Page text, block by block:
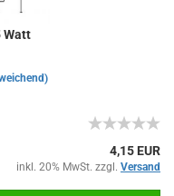
Watt
4,15 EUR
inkl. 20% MwSt. zzgl. Versand